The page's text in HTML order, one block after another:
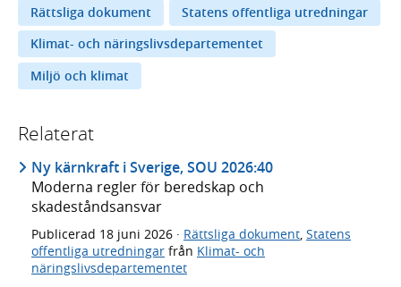
Rättsliga dokument
Statens offentliga utredningar
Klimat- och näringslivsdepartementet
Miljö och klimat
Relaterat
Ny kärnkraft i Sverige, SOU 2026:40
Moderna regler för beredskap och
skadeståndsansvar
Publicerad 18 juni 2026 · Rättsliga dokument, Statens
offentliga utredningar från Klimat- och
näringslivsdepartementet